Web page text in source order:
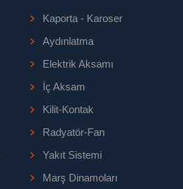
Kaporta - Karoser
Aydınlatma
Elektrik Aksamı
İç Aksam
Kilit-Kontak
Radyatör-Fan
Yakıt Sistemi
Marş Dinamoları